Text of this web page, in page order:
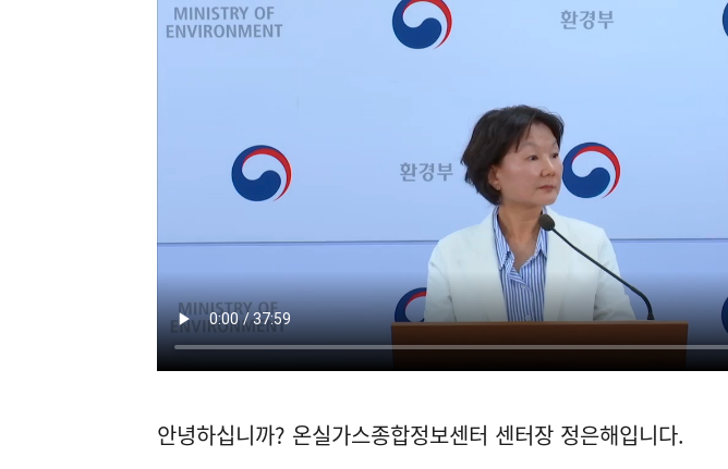
안녕하십니까? 온실가스종합정보센터 센터장 정은해입니다.